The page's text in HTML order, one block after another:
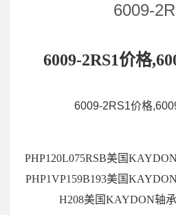
6009-
6009-2RS1价格
6009-2RS1价格
PHP120L075RSB美国
PHP1VP159B193美国
H208美国KAYDON轴承